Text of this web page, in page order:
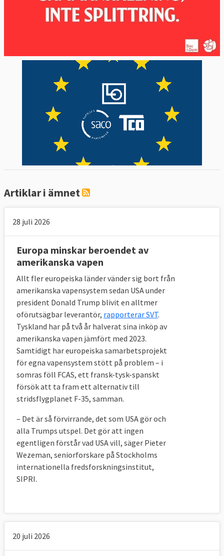
utrikeschef med militär kompetens.
Här finns tre politiska nivåer och två
tjänstemannanivåer som möts i Bryssel.
Europeiska rådet, där stats- och
regeringscheferna möts, ska enligt
Lissabonfördraget regelbundet utvärdera
de hot som unionen utsätts för. Det gör
också utrikesministrarna och
försvarsministrarna som tar in en bredare
beslut administreras av de så kallade Kusp-
representant. Till sin hjälp av Kusp-
leder EU:s militära kommitté, EUMC, och
dess sekretariat kallat EU:s militär stab,
EUMS. De militära tjänstepersonerna i
Bryssel kommer från samtliga EU-länder.
7. Hur styrs EU:s civila missioner?
Här finns två politiska nivåer och en
tjänstemannanivå som möts i Bryssel.
Den översta politiska nivån består av
justitieministrarna beroende på frågans art.
Ministrarnas slutsatser och beslut
administreras av Kusp-ambassadörerna där
varje land har en representant. Till sin hjälp
har Kusp-ambassadörerna Civcom,
medlemsländerna.
Artiklar i ämnet
28 juli 2026
Europa minskar beroendet av
amerikanska vapen
Allt fler europeiska länder vänder sig bort från
amerikanska vapensystem sedan USA under
president Donald Trump blivit en alltmer
oförutsägbar leverantör, rapporterar SVT.
Tyskland har på två år halverat sina inköp av
amerikanska vapen jämfört med 2023.
Samtidigt har europeiska samarbetsprojekt
för egna vapensystem stött på problem – i
somras föll FCAS, ett fransk-tysk-spanskt
försök att ta fram ett alternativ till
stridsflygplanet F-35, samman.
– Det är så förvirrande, det som USA gör och
alla Trumps utspel. Det gör att ingen
egentligen förstår vad USA vill, säger Pieter
Wezeman, seniorforskare på Stockholms
internationella fredsforskningsinstitut,
SIPRI.
20 juli 2026